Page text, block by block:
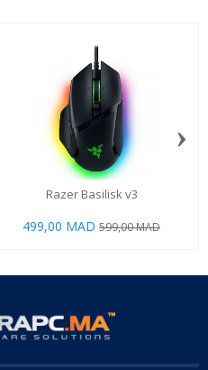
Razer Basilisk v3
499,00 MAD 599,00 MAD
›